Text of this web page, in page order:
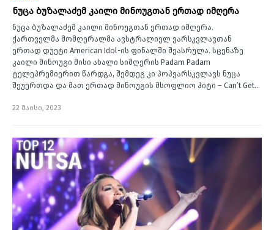
ნუცა ბუზალაძემ კაილი მინოუგთან ერთად იმღერა
ნუცა ბუზალაძემ კაილი მინოუგთან ერთად იმღერა.
ქართველმა მომღერალმა ავსტრალიელ ვარსკვლავთან
ერთად დუეტი American Idol-ის ფინალში შეასრულა. სცენაზე
კაილი მინოუგი მისი ახალი სიმღერის Padam Padam
ტელეპრემიერით წარდგა, შემდეგ კი პოპვარსკვლავს ნუცა
შეუერთდა და მათ ერთად მინოუგის მსოფლიო ჰიტი – Can’t Get…
22 მაისი, 2023